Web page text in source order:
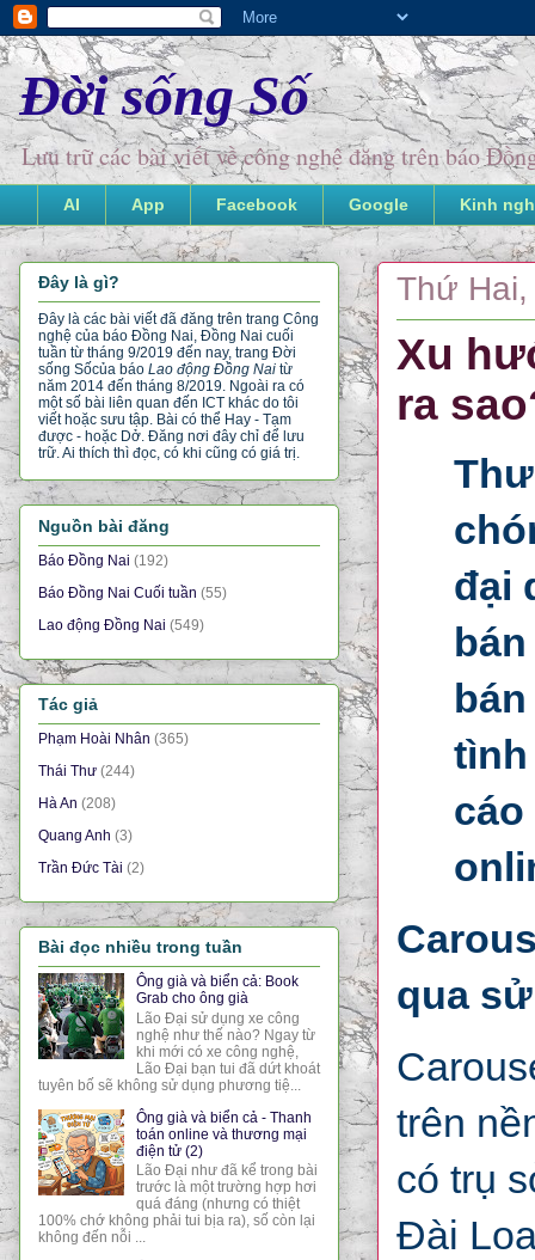
Đời sống Số
Lưu trữ các bài viết về công nghệ đăng trên báo
AI App Facebook Google Kinh
Thứ
Xu
ra
đại
tình
qua
trên
có trụ
Đài
Đây là gì?
Đây là các bài viết đã đăng trên trang Công
nghệ của báo Đồng Nai, Đồng Nai cuối
tuần từ tháng 9/2019 đến nay, trang Đời
sống Sốcủa báo Lao động Đồng Nai từ
năm 2014 đến tháng 8/2019. Ngoài ra có
một số bài liên quan đến ICT khác do tôi
viết hoặc sưu tập. Bài có thể Hay - Tạm
được - hoặc Dở. Đăng nơi đây chỉ để lưu
trữ. Ai thích thì đọc, có khi cũng có giá trị.
Nguồn bài đăng
Báo Đồng Nai (192)
Báo Đồng Nai Cuối tuần (55)
Lao động Đồng Nai (549)
Tác giả
Phạm Hoài Nhân (365)
Thái Thư (244)
Hà An (208)
Quang Anh (3)
Trần Đức Tài (2)
Bài đọc nhiều trong tuần
Ông già và biển cả: Book
Grab cho ông già
Lão Đại sử dụng xe công
nghệ như thế nào? Ngay từ
khi mới có xe công nghệ,
Lão Đại bạn tui đã dứt khoát
tuyên bố sẽ không sử dụng phương tiệ...
Ông già và biển cả - Thanh
toán online và thương mại
điện tử (2)
Lão Đại như đã kể trong bài
trước là một trường hợp hơi
quá đáng (nhưng có thiệt
100% chớ không phải tui bịa ra), số còn lại
không đến nỗi ...